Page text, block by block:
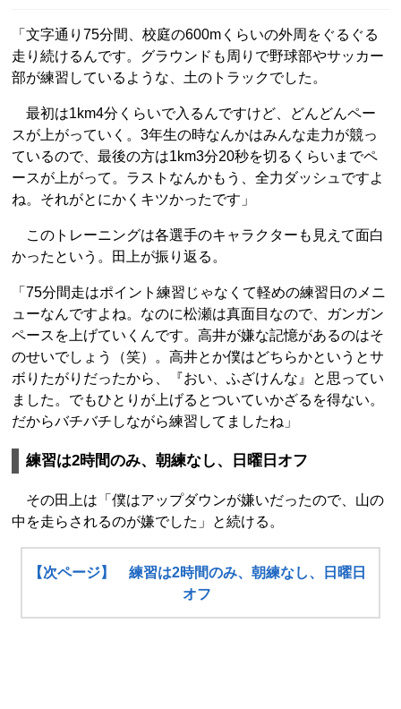
「文字通り75分間、校庭の600mくらいの外周をぐるぐる
走り続けるんです。グラウンドも周りで野球部やサッカー
部が練習しているような、土のトラックでした。
最初は1km4分くらいで入るんですけど、どんどんペー
スが上がっていく。3年生の時なんかはみんな走力が競っ
ているので、最後の方は1km3分20秒を切るくらいまでペ
ースが上がって。ラストなんかもう、全力ダッシュですよ
ね。それがとにかくキツかったです」
このトレーニングは各選手のキャラクターも見えて面白
かったという。田上が振り返る。
「75分間走はポイント練習じゃなくて軽めの練習日のメニ
ューなんですよね。なのに松瀬は真面目なので、ガンガン
ペースを上げていくんです。高井が嫌な記憶があるのはそ
のせいでしょう（笑）。高井とか僕はどちらかというとサ
ボりたがりだったから、『おい、ふざけんな』と思ってい
ました。でもひとりが上げるとついていかざるを得ない。
だからバチバチしながら練習してましたね」
練習は2時間のみ、朝練なし、日曜日オフ
その田上は「僕はアップダウンが嫌いだったので、山の
中を走らされるのが嫌でした」と続ける。
【次ページ】 練習は2時間のみ、朝練なし、日曜日
オフ